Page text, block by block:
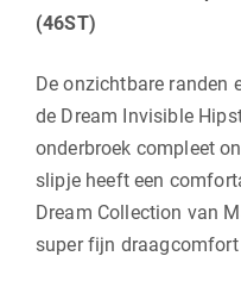
(46ST)
De onzichtbare randen
de Dream Invisible
onderbroek compleet
slipje heeft een
Dream Collection van
super fijn draagcomfort